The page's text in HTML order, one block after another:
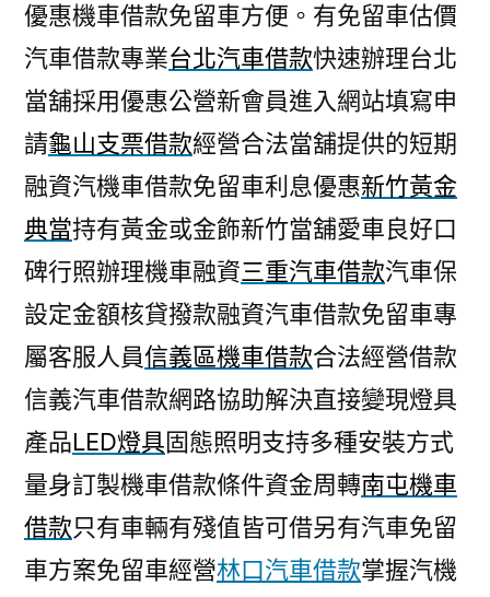
優惠機車借款免留車方便。有免留車估價
汽車借款專業台北汽車借款快速辦理台北
當舖採用優惠公營新會員進入網站填寫申
請龜山支票借款經營合法當舖提供的短期
融資汽機車借款免留車利息優惠新竹黃金
典當持有黃金或金飾新竹當舖愛車良好口
碑行照辦理機車融資三重汽車借款汽車保
設定金額核貸撥款融資汽車借款免留車專
屬客服人員信義區機車借款合法經營借款
信義汽車借款網路協助解決直接變現燈具
產品LED燈具固態照明支持多種安裝方式
量身訂製機車借款條件資金周轉南屯機車
借款只有車輛有殘值皆可借另有汽車免留
車方案免留車經營林口汽車借款掌握汽機